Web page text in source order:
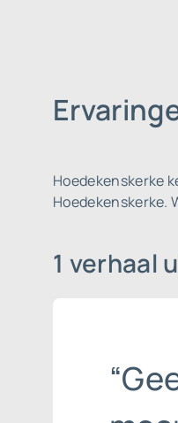
Hoedekenskerke
Hoedekenskerke.
1 verhaal